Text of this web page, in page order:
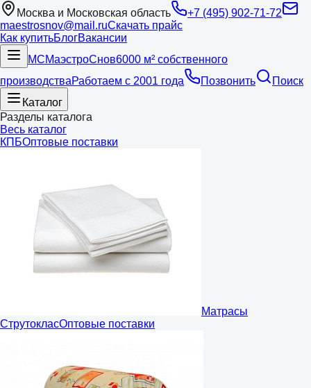
Москва и Московская область
+7 (495) 902-71-72
maestrosnov@mail.ruСкачать прайс
Как купитьБлогВакансии
МСМаэстроСнов6000 м² собственного
производстваРаботаем с 2001 года Позвонить
Поиск
Каталог
Разделы каталога
Весь каталог
КПБОптовые поставки
Матрасы
СтрутокласОптовые поставки